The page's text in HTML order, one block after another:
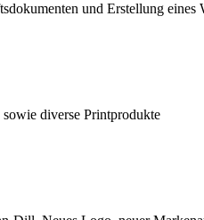
und Erstellung eines
diverse Printprodukte